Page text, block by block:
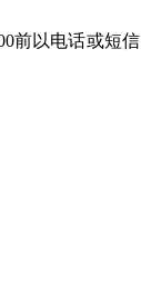
前以电话或短信